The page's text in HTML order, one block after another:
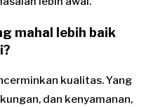
mahal lebih baik
kualitas. Yang
dan kenyamanan,